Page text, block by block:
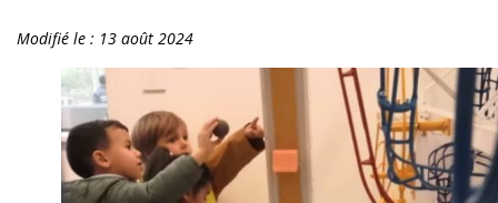
Modifié le : 13 août 2024